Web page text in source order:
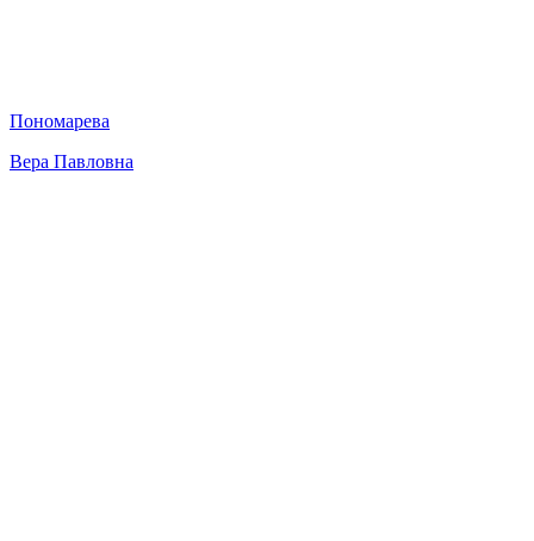
Пономарева
Вера Павловна